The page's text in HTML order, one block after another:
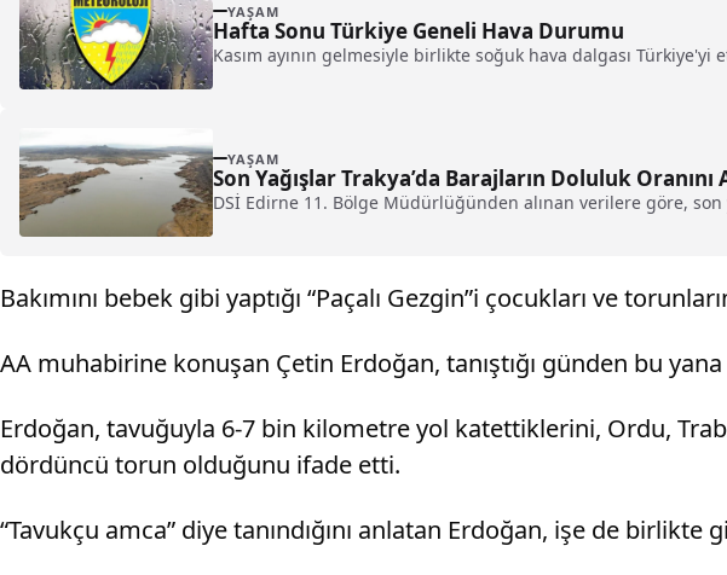
YAŞAM
Hafta Sonu Türkiye Geneli Hava Durumu
Kasım ayının gelmesiyle birlikte soğuk hava dalgası
YAŞAM
Son Yağışlar Trakya’da Barajların Doluluk Oranını
DSİ Edirne 11. Bölge Müdürlüğünden alınan verilere göre,
Bakımını bebek gibi yaptığı “Paçalı Gezgin”i çocukları ve
AA muhabirine konuşan Çetin Erdoğan, tanıştığı günden bu
Erdoğan, tavuğuyla 6-7 bin kilometre yol katettiklerini, Ordu,
dördüncü torun olduğunu ifade etti.
“Tavukçu amca” diye tanındığını anlatan Erdoğan, işe de